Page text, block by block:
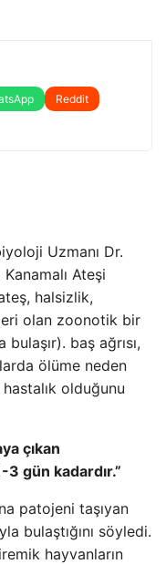
Reddit
Uzmanı Dr.
Ateşi
halsizlik,
olan zoonotik bir
baş ağrısı,
ölüme neden
olduğunu
çıkan
gün kadardır.”
patojeni taşıyan
bulaştığını söyledi.
hayvanların